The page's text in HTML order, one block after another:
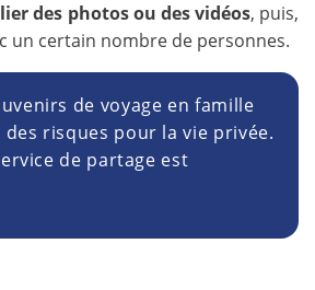
des photos ou des vidéos, puis,
un certain nombre de personnes.
de voyage en famille
risques pour la vie privée.
de partage est